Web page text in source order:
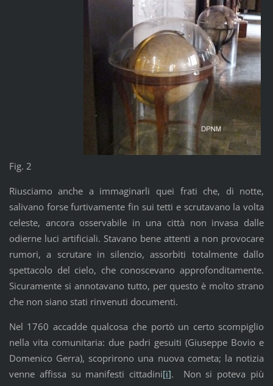
Fig. 2
Riusciamo anche a immaginarli quei frati che, di notte,
salivano forse furtivamente fin sui tetti e scrutavano la volta
celeste, ancora osservabile in una città non invasa dalle
odierne luci artificiali. Stavano bene attenti a non provocare
rumori, a scrutare in silenzio, assorbiti totalmente dallo
spettacolo del cielo, che conoscevano approfonditamente.
Sicuramente si annotavano tutto, per questo è molto strano
che non siano stati rinvenuti documenti.
Nel 1760 accadde qualcosa che portò un certo scompiglio
nella vita comunitaria: due padri gesuiti (Giuseppe Bovio e
Domenico Gerra), scoprirono una nuova cometa; la notizia
venne affissa su manifesti cittadini[i]. Non si poteva più